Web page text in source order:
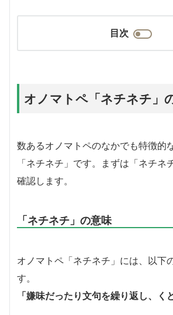
目次
オノマトペ「ネチネチ」
数あるオノマトペのなかでも特徴的
「ネチネチ」です。まずは「ネチネ
確認します。
「ネチネチ」の意味
オノマトペ「ネチネチ」には、以下
す。
「嫌味だったり文句を繰り返し、く